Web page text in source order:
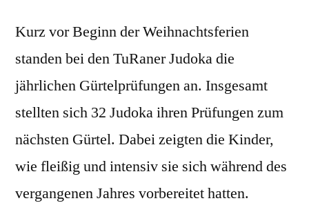
Kurz vor Beginn der Weihnachtsferien
standen bei den TuRaner Judoka die
jährlichen Gürtelprüfungen an. Insgesamt
stellten sich 32 Judoka ihren Prüfungen zum
nächsten Gürtel. Dabei zeigten die Kinder,
wie fleißig und intensiv sie sich während des
vergangenen Jahres vorbereitet hatten.